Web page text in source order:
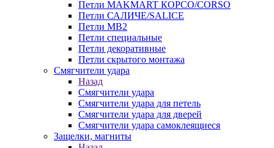
Петли MAKMART КОРСО/CORSO
Петли САЛИЧЕ/SALICE
Петли MB2
Петли специальные
Петли декоративные
Петли скрытого монтажа
Смягчители удара
Назад
Смягчители удара
Смягчители удара для петель
Смягчители удара для дверей
Cмягчители удара самоклеящиеся
Защелки, магниты